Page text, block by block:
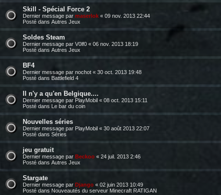
Skill - Spécial Force 2
Dernier message par maserlok « 09 nov. 2013 22:44
Posté dans Autres Jeux
Soldes Steam
Dernier message par V0lf0 « 06 nov. 2013 18:19
Posté dans Autres Jeux
BF4
Dernier message par nochot « 30 oct. 2013 19:48
Posté dans Battlefield 4
Il n'y a qu'en Belgique....
Dernier message par PlayMobil « 08 oct. 2013 15:11
Posté dans Le bar du coin
Nouvelles séries
Dernier message par PlayMobil « 30 août 2013 22:07
Posté dans Séries
jeu gratuit
Dernier message par Beckoo « 24 juil. 2013 2:46
Posté dans Autres Jeux
Stargate
Dernier message par Django « 02 juin 2013 10:49
Posté dans Nouveautés du serveur Minecraft RATIGAN